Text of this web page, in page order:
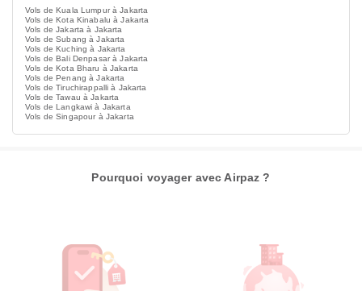
Vols de Kuala Lumpur à Jakarta
Vols de Kota Kinabalu à Jakarta
Vols de Jakarta à Jakarta
Vols de Subang à Jakarta
Vols de Kuching à Jakarta
Vols de Bali Denpasar à Jakarta
Vols de Kota Bharu à Jakarta
Vols de Penang à Jakarta
Vols de Tiruchirappalli à Jakarta
Vols de Tawau à Jakarta
Vols de Langkawi à Jakarta
Vols de Singapour à Jakarta
Pourquoi voyager avec Airpaz ?